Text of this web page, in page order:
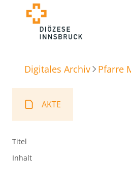
Digitales Archiv Pfarre
AKTE
Titel
Inhalt